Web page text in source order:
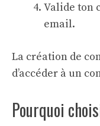
Valide ton
email.
La création de
d’accéder à un
Pourquoi